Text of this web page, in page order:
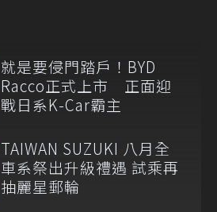
就是要侵門踏戶！BYD
Racco正式上市 正面迎
戰日系K-Car霸主
TAIWAN SUZUKI 八月全
車系祭出升級禮遇 試乘再
抽麗星郵輪